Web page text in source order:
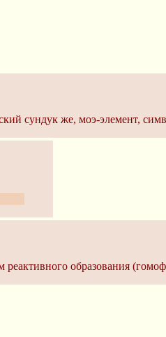
сундук же, моэ-элемент,
образования